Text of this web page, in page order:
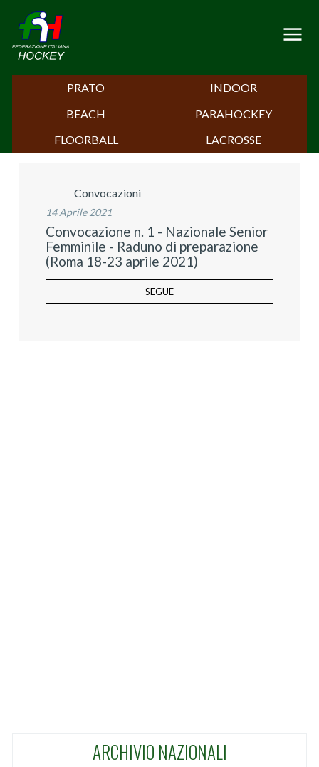
PRATO
INDOOR
BEACH
PARAHOCKEY
FLOORBALL
LACROSSE
Convocazioni
14 Aprile 2021
Convocazione n. 1 - Nazionale Senior
Femminile - Raduno di preparazione
(Roma 18-23 aprile 2021)
SEGUE
ARCHIVIO NAZIONALI